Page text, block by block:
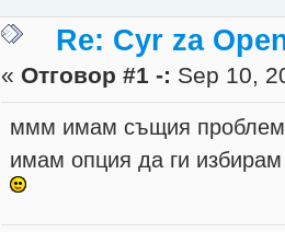
Re: Cyr za
« Отговор #1 -: Sep 10,
ммм имам същия проблем
имам опция да ги